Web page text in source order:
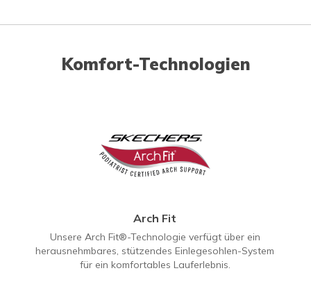
Komfort-Technologien
Arch Fit
Unsere Arch Fit®-Technologie verfügt über ein
herausnehmbares, stützendes Einlegesohlen-System
für ein komfortables Lauferlebnis.